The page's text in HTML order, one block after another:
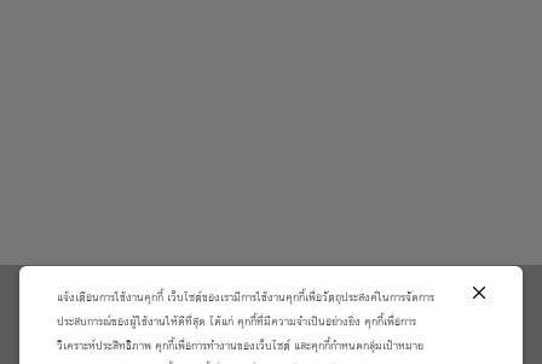
\
เกี่ยวกับเรา วิธีการสั่งซื้อสินค้าและการรับประกันสินค้า
แจ้งเตือนการใช้งานคุกกี้ เว็บไซต์ของเรามีการใช้งานคุกกี้เพื่อวัตถุประสงค์ในการจัดการ
ประสบการณ์ของผู้ใช้งานให้ดีที่สุด ได้แก่ คุกกี้ที่มีความจำเป็นอย่างยิ่ง คุกกี้เพื่อการ
วิเคราะห์ประสิทธิภาพ คุกกี้เพื่อการทำงานของเว็บไซต์ และคุกกี้กำหนดกลุ่มเป้าหมาย